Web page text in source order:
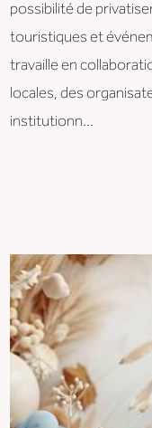
possibilité de
touristiques et
travaille en
locales, des
institutionn...